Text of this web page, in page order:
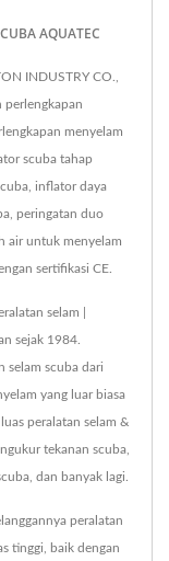
AQUATEC
INDUSTRY CO.,
perlengkapan
menyelam
scuba tahap
inflator daya
peringatan duo
air untuk menyelam
sertifikasi CE.
selam |
sejak 1984.
selam scuba dari
yang luar biasa
peralatan selam &
tekanan scuba,
dan banyak lagi.
peralatan
tinggi, baik dengan